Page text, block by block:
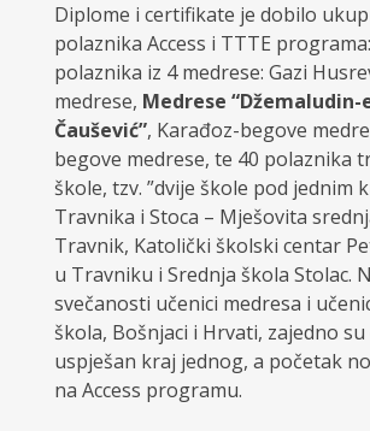
Diplome i certifikate je dobilo
polaznika Access i TTTE
polaznika iz 4 medrese: Gazi
medrese, Medrese “Džemaludin-
Čaušević”, Karađoz-begove
begove medrese, te 40 polaznika
škole, tzv. ”dvije škole pod jednim
Travnika i Stoca – Mješovita
Travnik, Katolički školski centar
u Travniku i Srednja škola Stolac.
svečanosti učenici medresa i
škola, Bošnjaci i Hrvati, zajedno
uspješan kraj jednog, a početak
na Access programu.